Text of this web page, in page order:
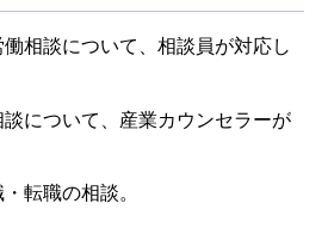
相談について、相談員が対応し
談について、産業カウンセラーが
転職の相談。